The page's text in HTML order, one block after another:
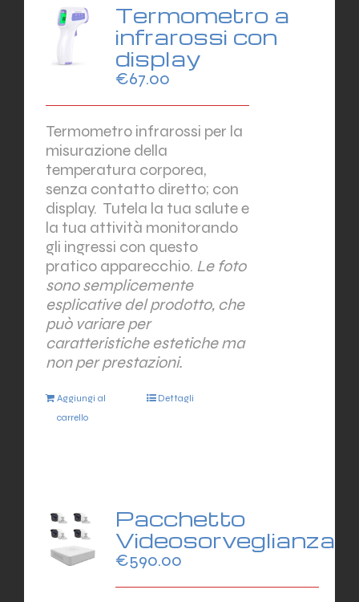
Termometro a
infrarossi con
display
€67.00
Termometro infrarossi per la
misurazione della
temperatura corporea,
senza contatto diretto; con
display. Tutela la tua salute e
la tua attività monitorando
gli ingressi con questo
pratico apparecchio. Le foto
sono semplicemente
esplicative del prodotto, che
può variare per
caratteristiche estetiche ma
non per prestazioni.
Aggiungi al
carrello
Dettagli
Pacchetto
Videosorveglianza
€590.00